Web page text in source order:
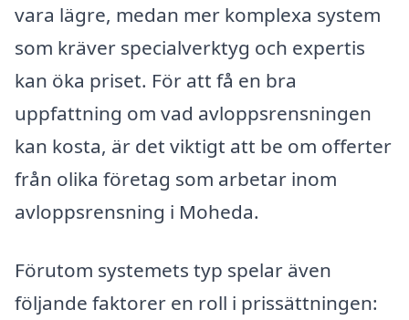
vara lägre, medan mer komplexa system
som kräver specialverktyg och expertis
kan öka priset. För att få en bra
uppfattning om vad avloppsrensningen
kan kosta, är det viktigt att be om offerter
från olika företag som arbetar inom
avloppsrensning i Moheda.
Förutom systemets typ spelar även
följande faktorer en roll i prissättningen: